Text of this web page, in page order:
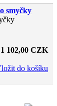
smyčky
1 102,00 CZK
do košíku